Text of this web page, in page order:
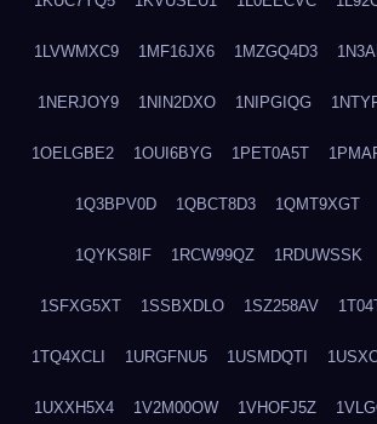
1LVWMXC9 1MF16JX6 1MZGQ4D3
1NERJOY9 1NIN2DXO 1NIPGIQG
1OELGBE2 1OUI6BYG 1PET0A5T
1Q3BPV0D 1QBCT8D3 1QMT9XGT
1QYKS8IF 1RCW99QZ 1RDUWSSK
1SFXG5XT 1SSBXDLO 1SZ258AV
1TQ4XCLI 1URGFNU5 1USMDQTI
1UXXH5X4 1V2M00OW 1VHOFJ5Z